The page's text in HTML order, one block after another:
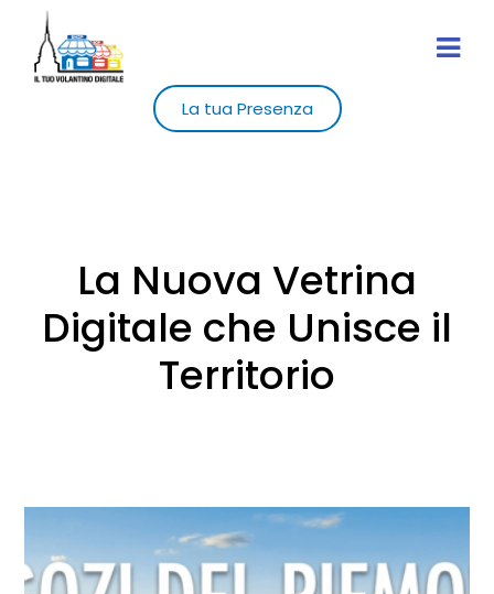
La tua Presenza
La Nuova Vetrina
Digitale che Unisce il
Territorio